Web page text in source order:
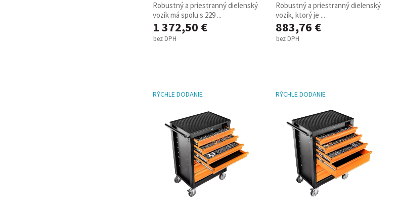
Robustný a priestranný dielenský
vozík má spolu s 229 ...
1 372,50 €
bez DPH
Robustný a priestranný dielenský
vozík, ktorý je ...
883,76 €
bez DPH
RÝCHLE DODANIE RÝCHLE DODANIE